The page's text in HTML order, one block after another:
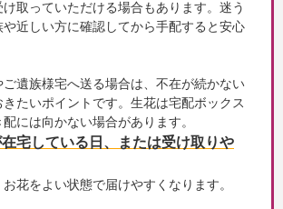
取っていただける場合もあります。迷う
近しい方に確認してから手配すると安心
ご遺族様宅へ送る場合は、不在が続かない
たいポイントです。生花は宅配ボックス
には向かない場合があります。
宅している日、または受け取りや
花をよい状態で届けやすくなります。